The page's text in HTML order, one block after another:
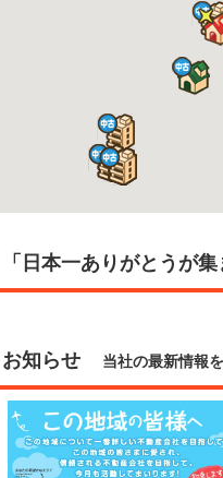
「日本一ありがとうが
お知らせ 当社の最新情報